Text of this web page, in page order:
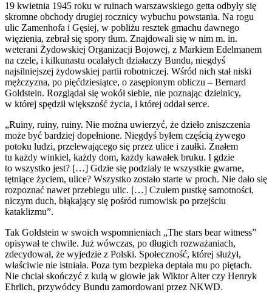
19 kwietnia 1945 roku w ruinach warszawskiego getta odbyły się
skromne obchody drugiej rocznicy wybuchu powstania. Na rogu
ulic Zamenhofa i Gęsiej, w pobliżu resztek gmachu dawnego
więzienia, zebrał się spory tłum. Znajdowali się w nim m. in.
weterani Żydowskiej Organizacji Bojowej, z Markiem Edelmanem
na czele, i kilkunastu ocalałych działaczy Bundu, niegdyś
najsilniejszej żydowskiej partii robotniczej. Wśród nich stał niski
mężczyzna, po pięćdziesiątce, o zasępionym obliczu – Bernard
Goldstein. Rozglądał się wokół siebie, nie poznając dzielnicy,
w której spędził większość życia, i której oddał serce.
„Ruiny, ruiny, ruiny. Nie można uwierzyć, że dzieło zniszczenia
może być bardziej dopełnione. Niegdyś byłem częścią żywego
potoku ludzi, przelewającego się przez ulice i zaułki. Znałem
tu każdy winkiel, każdy dom, każdy kawałek bruku. I gdzie
to wszystko jest? […] Gdzie się podziały te wszystkie gwarne,
tętniące życiem, ulice? Wszystko zostało starte w proch. Nie dało się
rozpoznać nawet przebiegu ulic. […] Czułem pustkę samotności,
niczym duch, błąkający się pośród rumowisk po przejściu
kataklizmu”.
Tak Goldstein w swoich wspomnieniach „The stars bear witness”
opisywał te chwile. Już wówczas, po długich rozważaniach,
zdecydował, że wyjedzie z Polski. Społeczność, której służył,
właściwie nie istniała. Poza tym bezpieka deptała mu po piętach.
Nie chciał skończyć z kulą w głowie jak Wiktor Alter czy Henryk
Ehrlich, przywódcy Bundu zamordowani przez NKWD.